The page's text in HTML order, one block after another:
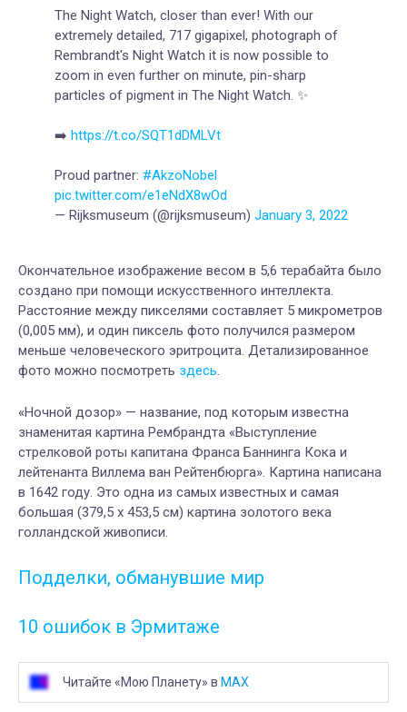
The Night Watch, closer than ever! With our
extremely detailed, 717 gigapixel, photograph of
Rembrandt's Night Watch it is now possible to
zoom in even further on minute, pin-sharp
particles of pigment in The Night Watch. ✨
➡️ https://t.co/SQT1dDMLVt
Proud partner: #AkzoNobel
pic.twitter.com/e1eNdX8wOd
— Rijksmuseum (@rijksmuseum) January 3, 2022
Окончательное изображение весом в 5,6 терабайта было
создано при помощи искусственного интеллекта.
Расстояние между пикселями составляет 5 микрометров
(0,005 мм), и один пиксель фото получился размером
меньше человеческого эритроцита. Детализированное
фото можно посмотреть здесь.
«Ночной дозор» — название, под которым известна
знаменитая картина Рембрандта «Выступление
стрелковой роты капитана Франса Баннинга Кока и
лейтенанта Виллема ван Рейтенбюрга». Картина написана
в 1642 году. Это одна из самых известных и самая
большая (379,5 х 453,5 см) картина золотого века
голландской живописи.
Подделки, обманувшие мир
10 ошибок в Эрмитаже
Читайте «Мою Планету» в MAX